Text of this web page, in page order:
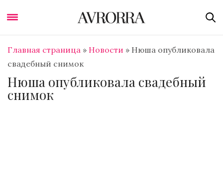
Главная страница » Новости » Нюша опубликовала
свадебный снимок
Нюша опубликовала свадебный
снимок